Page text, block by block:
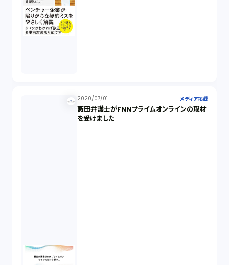
2020/07/01 メディア掲載
藪田弁護士がFNNプライムオンラインの取材
を受けました